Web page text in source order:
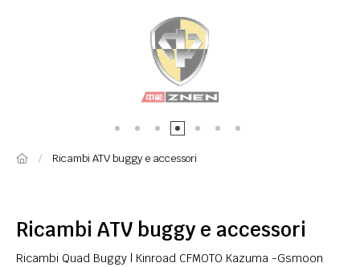
Ricambi ATV buggy e accessori
Ricambi ATV buggy e accessori
Ricambi Quad Buggy | Kinroad CFMOTO Kazuma -Gsmoon